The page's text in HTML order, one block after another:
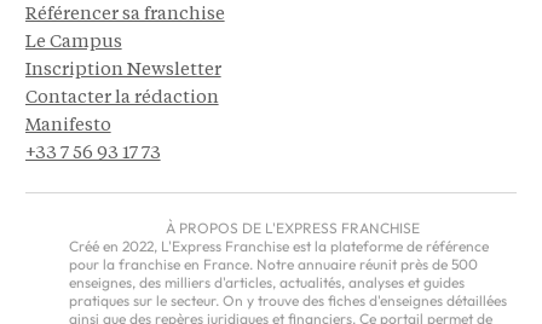
Référencer sa franchise
Le Campus
Inscription Newsletter
Contacter la rédaction
Manifesto
+33 7 56 93 17 73
À PROPOS DE L'EXPRESS FRANCHISE
Créé en 2022, L'Express Franchise est la plateforme de référence
pour la franchise en France. Notre annuaire réunit près de 500
enseignes, des milliers d'articles, actualités, analyses et guides
pratiques sur le secteur. On y trouve des fiches d'enseignes détaillées
ainsi que des repères juridiques et financiers. Ce portail permet de